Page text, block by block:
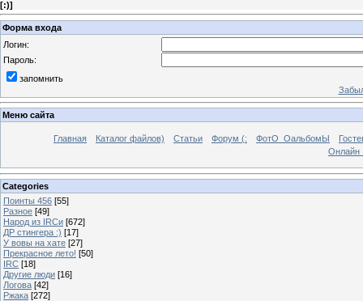
[:)]
Форма входа
Логин:
Пароль:
запомнить
Меню сайта
Главная Каталог файлов) Статьи Форум (: ФотО_ОальбомЫ
Онлайн
Categories
Поинты 456 [55]
Разное [49]
Народ из IRCи [672]
ДР стингера :) [17]
У вовы на хате [27]
Прекрасное лето! [50]
IRC [18]
Другие люди [16]
Логова [42]
Ржака [272]